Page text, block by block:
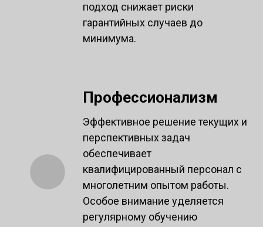
подход снижает риски
гарантийных случаев до
минимума.
Профессионализм
Эффективное решение текущих и
перспективных задач
обеспечивает
квалифицированный персонал с
многолетним опытом работы.
Особое внимание уделяется
регулярному обучению